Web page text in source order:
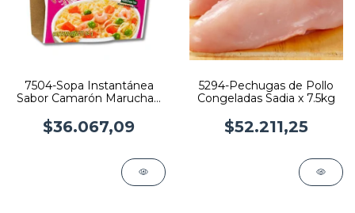
7504-Sopa Instantánea
Sabor Camarón Maruchan
$36.067,09
5294-Pechugas de Pollo
Congeladas Sadia x 7.5kg
$52.211,25